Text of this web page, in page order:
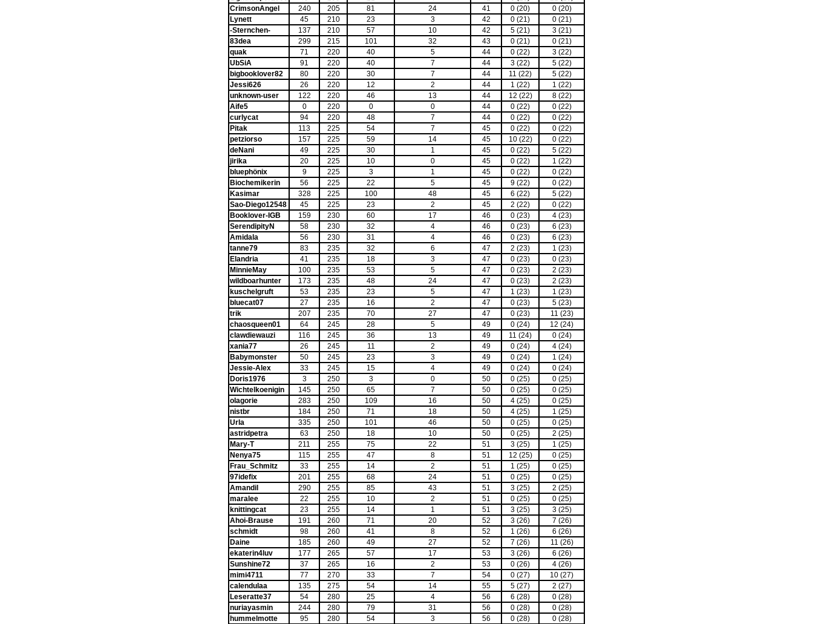
CrimsonAngel
240 205 81 24 41 0 (20)
0 (20)
Lynett
45 210 23 3 42 0 (21)
0 (21)
-Sternchen-
137 210 57 10 42 5 (21)
3 (21)
83dea
299 215 101 32 43 0 (21)
0 (21)
quak
71 220 40 5 44 0 (22)
3 (22)
UbSiA
91 220 40 7 44 3 (22)
5 (22)
bigbooklover82
80 220 30 7 44 11 (22)
5 (22)
Jessi626
26 220 12 2 44 1 (22)
1 (22)
unknown-user
122 220 46 13 44 12 (22)
8 (22)
Aife5
0 220 0 0 44 0 (22)
0 (22)
curlycat
94 220 48 7 44 0 (22)
0 (22)
Pitak
113 225 54 7 45 0 (22)
0 (22)
petziorso
157 225 59 14 45 10 (22)
0 (22)
deNani
49 225 30 1 45 0 (22)
5 (22)
jirika
20 225 10 0 45 0 (22)
1 (22)
bluephönix
9 225 3 1 45 0 (22)
0 (22)
Biochemikerin
56 225 22 5 45 9 (22)
0 (22)
Kasimar
328 225 100 48 45 6 (22)
5 (22)
Sao-Diego12548
45 225 23 2 45 2 (22)
0 (22)
Booklover-IGB
159 230 60 17 46 0 (23)
4 (23)
SerendipityN
58 230 32 4 46 0 (23)
6 (23)
Amidala
56 230 31 4 46 0 (23)
6 (23)
tanne79
83 235 32 6 47 2 (23)
1 (23)
Elandria
41 235 18 3 47 0 (23)
0 (23)
MinnieMay
100 235 53 5 47 0 (23)
2 (23)
wildboarhunter
173 235 48 24 47 0 (23)
2 (23)
kuschelgruft
53 235 23 5 47 1 (23)
1 (23)
bluecat07
27 235 16 2 47 0 (23)
5 (23)
trik
207 235 70 27 47 0 (23)
11 (23)
chaosqueen01
64 245 28 5 49 0 (24)
12 (24)
clawdiewauzi
116 245 36 13 49 11 (24)
0 (24)
xania77
26 245 11 2 49 0 (24)
4 (24)
Babymonster
50 245 23 3 49 0 (24)
1 (24)
Jessie-Alex
33 245 15 4 49 0 (24)
0 (24)
Doris1976
3 250 3 0 50 0 (25)
0 (25)
Wichtelkoenigin
145 250 65 7 50 0 (25)
0 (25)
olagorie
283 250 109 16 50 4 (25)
0 (25)
nistbr
184 250 71 18 50 4 (25)
1 (25)
Urla
335 250 101 46 50 0 (25)
0 (25)
astridpetra
63 250 18 10 50 0 (25)
2 (25)
Mary-T
211 255 75 22 51 3 (25)
1 (25)
Nenya75
115 255 47 8 51 12 (25)
0 (25)
Frau_Schmitz
33 255 14 2 51 1 (25)
0 (25)
97idefix
201 255 68 24 51 0 (25)
0 (25)
Amandil
290 255 85 43 51 3 (25)
2 (25)
maralee
22 255 10 2 51 0 (25)
0 (25)
knittingcat
23 255 14 1 51 3 (25)
3 (25)
Ahoi-Brause
191 260 71 20 52 3 (26)
7 (26)
schmidt
98 260 41 8 52 1 (26)
6 (26)
Daine
185 260 49 27 52 7 (26)
11 (26)
ekaterin4luv
177 265 57 17 53 3 (26)
6 (26)
Sunshine72
37 265 16 2 53 0 (26)
4 (26)
mimi4711
77 270 33 7 54 0 (27)
10 (27)
calendulaa
135 275 54 14 55 5 (27)
2 (27)
Leseratte37
54 280 25 4 56 6 (28)
0 (28)
nuriayasmin
244 280 79 31 56 0 (28)
0 (28)
hummelmotte
95 280 54 3 56 0 (28) 0 (28)